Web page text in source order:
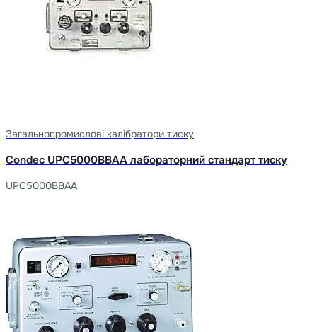
Загальнопромислові калібратори тиску
Condec UPC5000BBAA лабораторний стандарт тиску
UPC5000BBAA